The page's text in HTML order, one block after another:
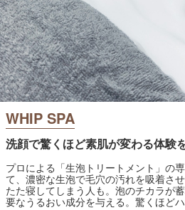
WHIP SPA
洗顔で驚くほど素肌が変わる体験
プロによる「生泡トリートメント」の
て、濃密な生泡で毛穴の汚れを吸着さ
たた寝してしまう人も。泡のチカラが
要なうるおい成分を与える。驚くほど